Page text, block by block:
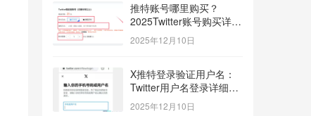
推特账号哪里购买？
2025Twitter账号购买详细
指南！
2025年12月10日
X推特登录验证用户名：
Twitter用户名登录详细指
南！
2025年12月10日